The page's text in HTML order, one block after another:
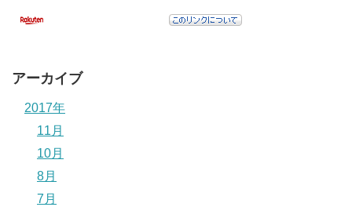
アーカイブ
2017年
11月
10月
8月
7月